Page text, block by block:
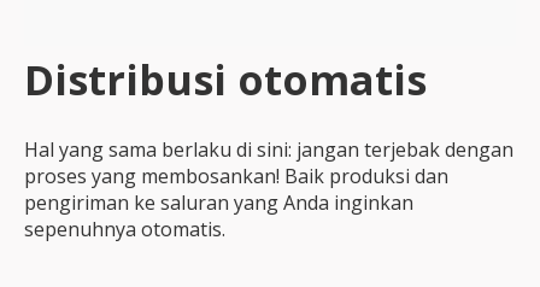
Distribusi otomatis
Hal yang sama berlaku di sini: jangan terjebak dengan
proses yang membosankan! Baik produksi dan
pengiriman ke saluran yang Anda inginkan
sepenuhnya otomatis.